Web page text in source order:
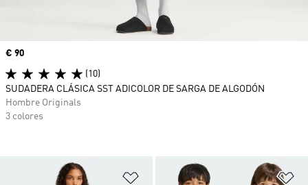
Añadir a la lista de deseos
Precio
€ 90
(10)
SUDADERA CLÁSICA SST ADICOLOR DE SARGA DE ALGODÓN
Hombre Originals
3 colores